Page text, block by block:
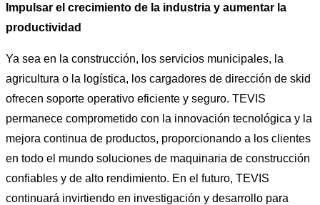
Impulsar el crecimiento de la industria y aumentar la
productividad
Ya sea en la construcción, los servicios municipales, la
agricultura o la logística, los cargadores de dirección de skid
ofrecen soporte operativo eficiente y seguro. TEVIS
permanece comprometido con la innovación tecnológica y la
mejora continua de productos, proporcionando a los clientes
en todo el mundo soluciones de maquinaria de construcción
confiables y de alto rendimiento. En el futuro, TEVIS
continuará invirtiendo en investigación y desarrollo para